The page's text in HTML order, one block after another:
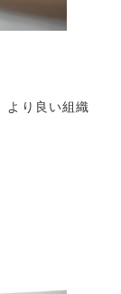
より良い組織